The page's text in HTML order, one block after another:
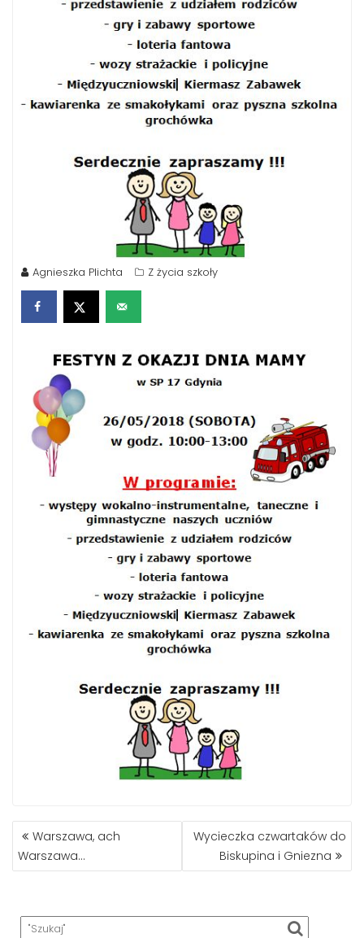
Agnieszka Plichta Z życia szkoły
NAWIGACJA
WPISU
Warszawa, ach
Warszawa…
Wycieczka czwartaków do
Biskupina i Gniezna